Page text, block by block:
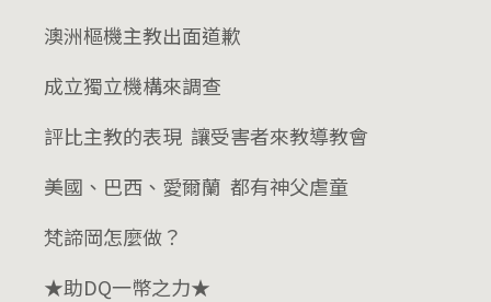
澳洲樞機主教出面道歉
成立獨立機構來調查
評比主教的表現 讓受害者來教導教會
美國、巴西、愛爾蘭 都有神父虐童
梵諦岡怎麼做？
★助DQ一幣之力★